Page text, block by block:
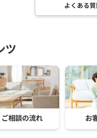
よくある
ツ
ご相談の流れ お